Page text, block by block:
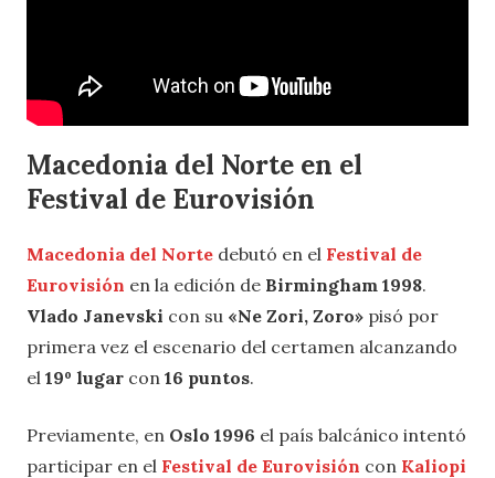
Macedonia del Norte en el
Festival de Eurovisión
Macedonia del Norte debutó en el Festival de
Eurovisión en la edición de Birmingham 1998.
Vlado Janevski con su «Ne Zori, Zoro» pisó por
primera vez el escenario del certamen alcanzando
el 19º lugar con 16 puntos.
Previamente, en Oslo 1996 el país balcánico intentó
participar en el Festival de Eurovisión con Kaliopi